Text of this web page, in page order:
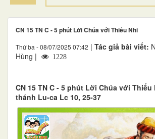
CN 15 TN C - 5 phút Lời Chúa với Thiếu Nhi
Thứ ba - 08/07/2025 07:42 | Tác giả bài viết:
Hùng |
1228
CN 15 TN C - 5 phút Lời Chúa với
thánh Lu-ca Lc 10, 25-37